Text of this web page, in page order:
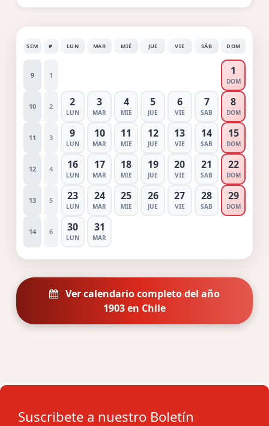
SEM # LUN MAR MIÉ JUE VIE SÁB DOM
9 1 1
DOM
10 2 2
LUN
3
MAR
4
MIE
5
JUE
6
VIE
7
SAB
8
DOM
11 3 9
LUN
10
MAR
11
MIE
12
JUE
13
VIE
14
SAB
15
DOM
12 4 16
LUN
17
MAR
18
MIE
19
JUE
20
VIE
21
SAB
22
DOM
13 5 23
LUN
24
MAR
25
MIE
26
JUE
27
VIE
28
SAB
29
DOM
14 6 30
LUN
31
MAR
Ver calendario completo del año
1903 en Chile
Suscribete a nuestro Boletín